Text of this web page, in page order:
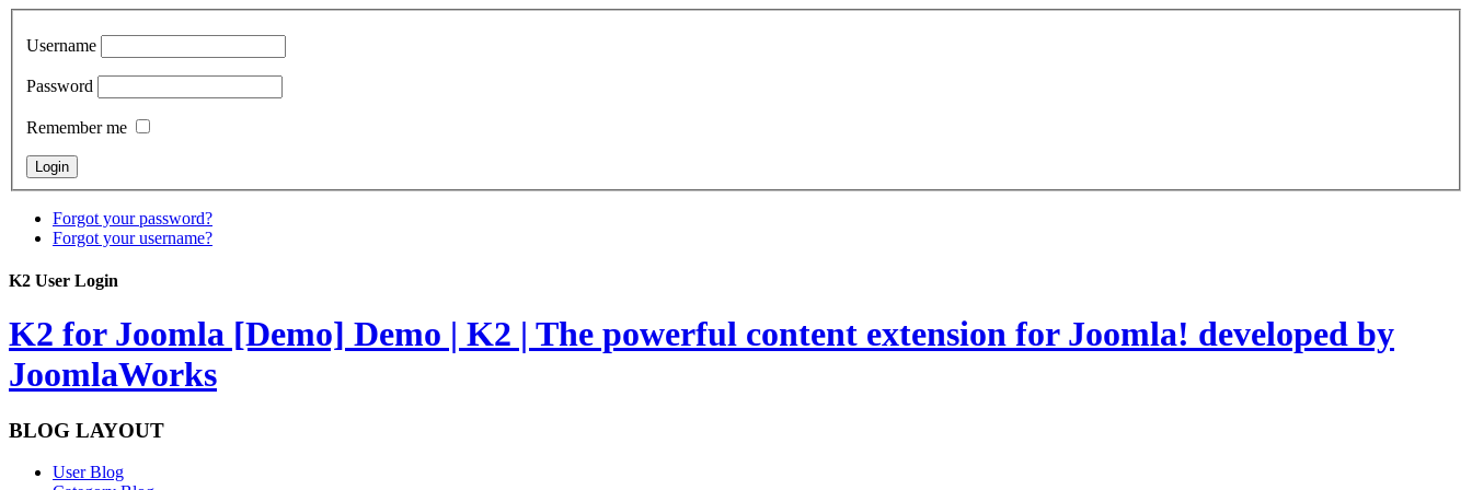
Username
Password
Remember me
Forgot your password?
Forgot your username?
K2 User Login
K2 for Joomla [Demo] Demo | K2 | The powerful content extension for Joomla! developed by
JoomlaWorks
BLOG LAYOUT
User Blog